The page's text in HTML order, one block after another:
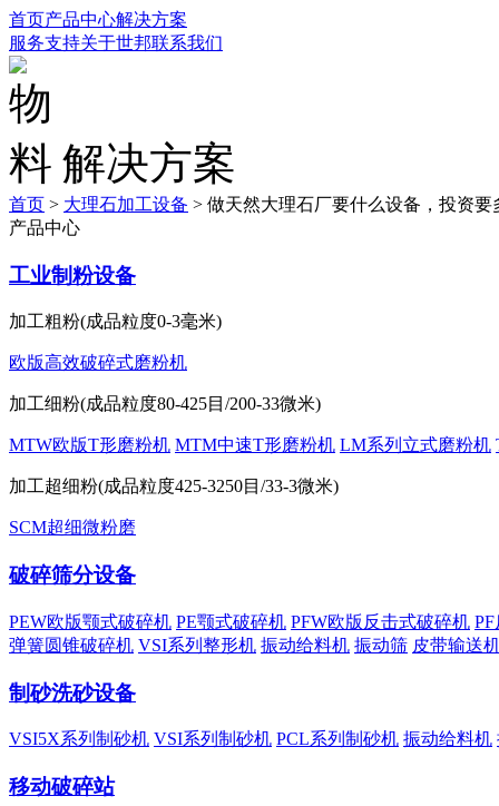
首页产品中心解决方案
服务支持关于世邦联系我们
解决方案
首页 > 大理石加工设备 > 做天然大理石厂要什么设备，投资要
产品中心
工业制粉设备
加工粗粉(成品粒度0-3毫米)
欧版高效破碎式磨粉机
加工细粉(成品粒度80-425目/200-33微米)
MTW欧版T形磨粉机 MTM中速T形磨粉机 LM系列立式磨粉机
加工超细粉(成品粒度425-3250目/33-3微米)
SCM超细微粉磨
破碎筛分设备
PEW欧版颚式破碎机 PE颚式破碎机 PFW欧版反击式破碎机
弹簧圆锥破碎机 VSI系列整形机 振动给料机 振动筛 皮带输送
制砂洗砂设备
VSI5X系列制砂机 VSI系列制砂机 PCL系列制砂机 振动给料机
移动破碎站